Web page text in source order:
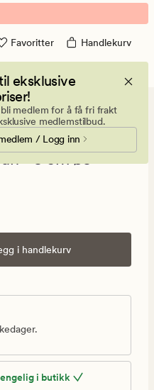
Favoritter Handlekurv
eksklusive
medlem for å få fri frakt
medlemstilbud.
/ Logg inn
0
en
0
- 5 cm ø5
i handlekurv
i butikk